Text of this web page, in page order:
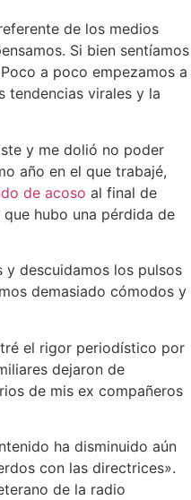
de los medios
Si bien sentíamos
a poco empezamos a
tendencias virales y la
y me dolió no poder
año en el que trabajé,
de acoso al final de
hubo una pérdida de
descuidamos los pulsos
demasiado cómodos y
el rigor periodístico por
dejaron de
de mis ex compañeros
ha disminuido aún
con las directrices».
de la radio